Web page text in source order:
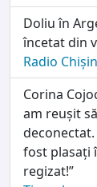
Doliu în
încetat din
Radio
Corina
am reușit
fost plasați
regizat!”